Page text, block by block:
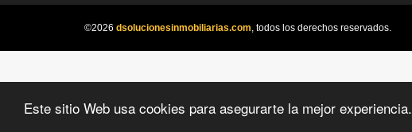
Este sitio Web usa cookies para asegurarte la mejor experiencia.
©2026 dsolucionesinmobiliarias.com, todos los derechos reservados.